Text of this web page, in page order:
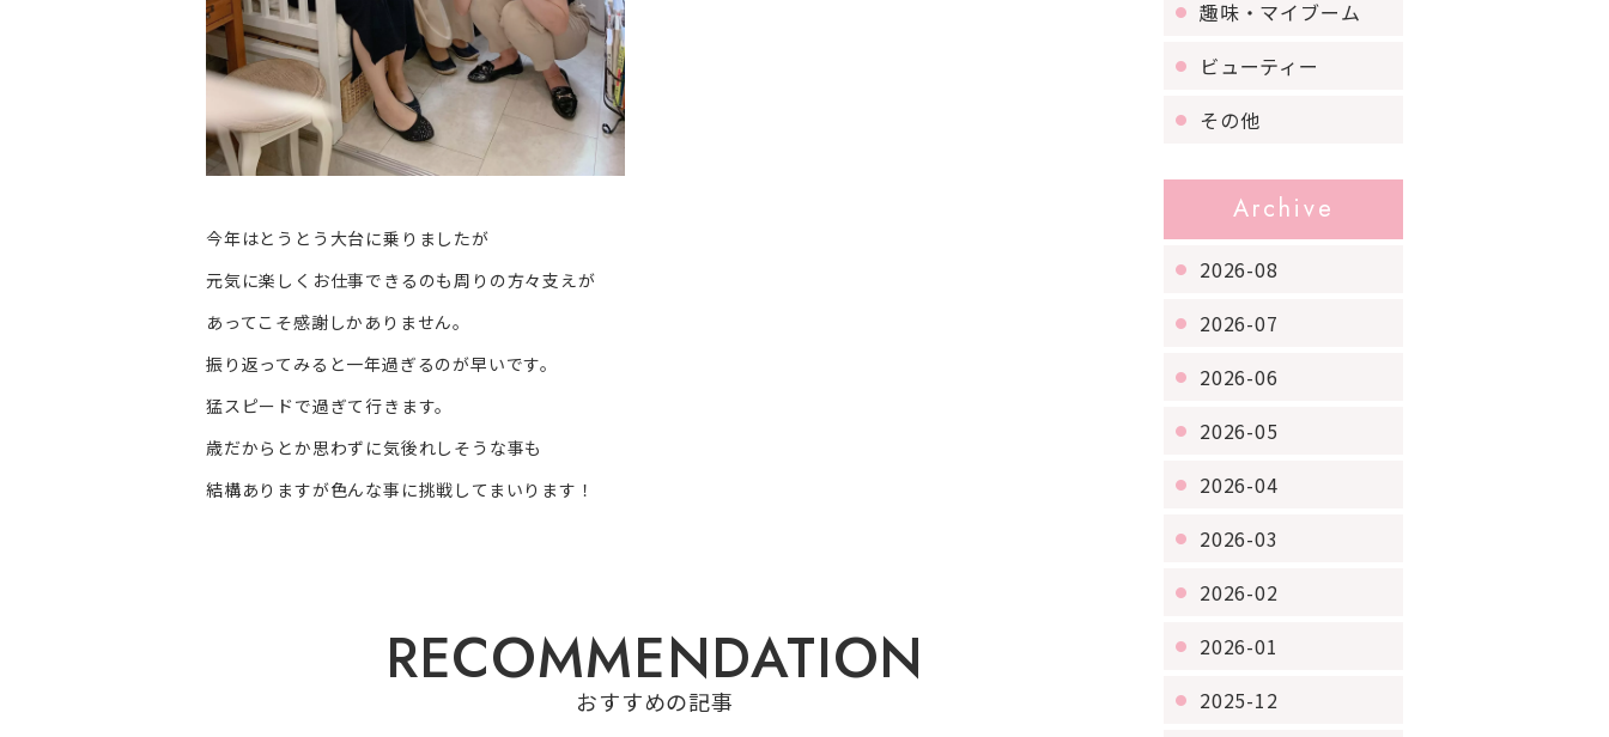
今年はとうとう大台に乗りましたが
元気に楽しくお仕事できるのも周りの方々支えが
あってこそ感謝しかありません。
振り返ってみると一年過ぎるのが早いです。
猛スピードで過ぎて行きます。
歳だからとか思わずに気後れしそうな事も
結構ありますが色んな事に挑戦してまいります！
RECOMMENDATION
おすすめの記事
趣味・マイブーム
ビューティー
その他
Archive
2026-08
2026-07
2026-06
2026-05
2026-04
2026-03
2026-02
2026-01
2025-12